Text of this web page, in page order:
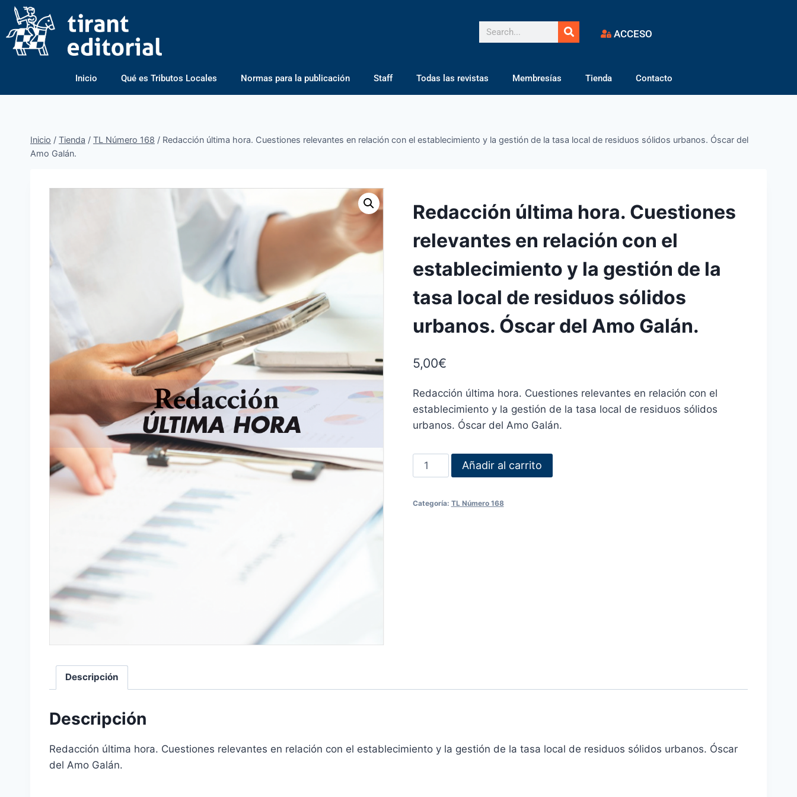
ACCESO
Inicio Qué es Tributos Locales Normas para la publicación Staff Todas las revistas Membresías Tienda Contacto
Inicio / Tienda / TL Número 168 / Redacción última hora. Cuestiones relevantes en relación con el establecimiento y la gestión de la tasa local de residuos sólidos urbanos. Óscar del
Amo Galán.
Redacción última hora. Cuestiones
relevantes en relación con el
establecimiento y la gestión de la
tasa local de residuos sólidos
urbanos. Óscar del Amo Galán.
5,00€
Redacción última hora. Cuestiones relevantes en relación con el
establecimiento y la gestión de la tasa local de residuos sólidos
urbanos. Óscar del Amo Galán.
Añadir al carrito
Categoría: TL Número 168
Descripción
Descripción
Redacción última hora. Cuestiones relevantes en relación con el establecimiento y la gestión de la tasa local de residuos sólidos urbanos. Óscar
del Amo Galán.